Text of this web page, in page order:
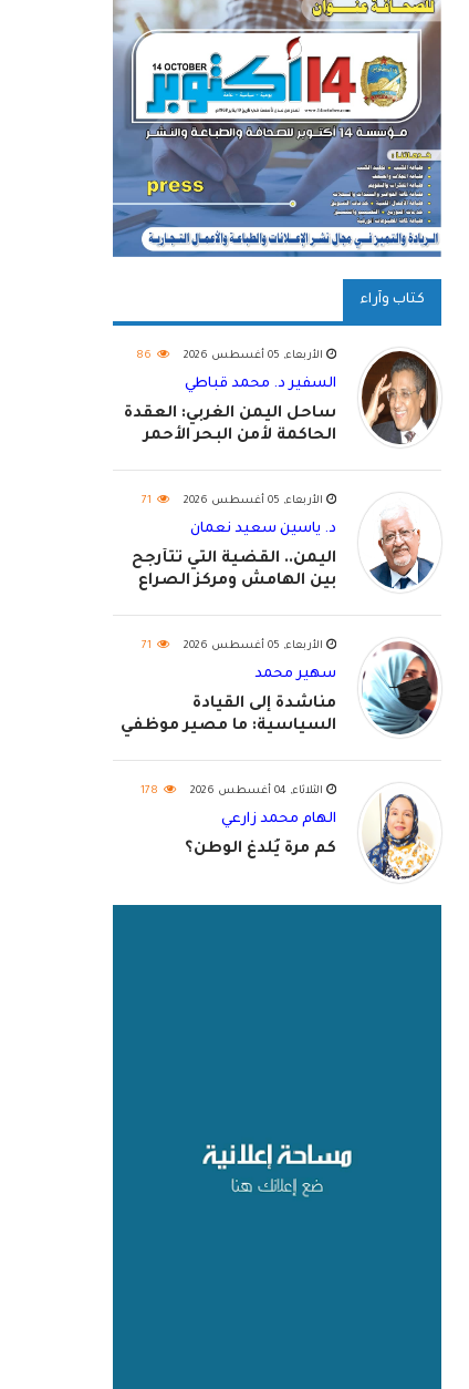
كتاب وآراء
الأربعاء, 05 أغسطس 2026 86
السفير د. محمد قباطي
ساحل اليمن الغربي: العقدة
الحاكمة لأمن البحر الأحمر
الأربعاء, 05 أغسطس 2026 71
د. ياسين سعيد نعمان
اليمن.. القضية التي تتأرجح
بين الهامش ومركز الصراع
الأربعاء, 05 أغسطس 2026 71
سهير محمد
مناشدة إلى القيادة
السياسية: ما مصير موظفي
الثلاثاء, 04 أغسطس 2026 178
الهام محمد زارعي
كم مرة يُلدغ الوطن؟